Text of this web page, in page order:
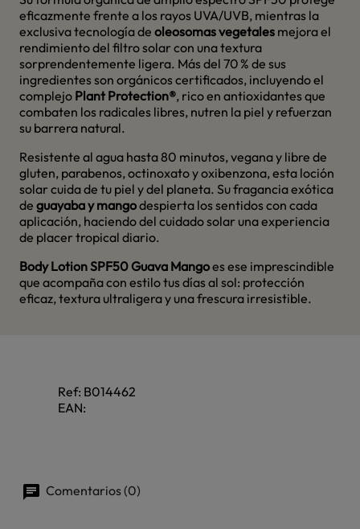
eficazmente frente a los rayos UVA/UVB, mientras la
exclusiva tecnología de oleosomas vegetales mejora el
rendimiento del filtro solar con una textura
sorprendentemente ligera. Más del 70 % de sus
ingredientes son orgánicos certificados, incluyendo el
complejo Plant Protection®, rico en antioxidantes que
combaten los radicales libres, nutren la piel y refuerzan
su barrera natural.
Resistente al agua hasta 80 minutos, vegana y libre de
gluten, parabenos, octinoxato y oxibenzona, esta loción
solar cuida de tu piel y del planeta. Su fragancia exótica
de guayaba y mangodespierta los sentidos con cada
aplicación, haciendo del cuidado solar una experiencia
de placer tropical diario.
Body Lotion SPF50 Guava Mangoes ese imprescindible
que acompaña con estilo tus días al sol: protección
eficaz, textura ultraligera y una frescura irresistible.
Ref: B014462
EAN:
Comentarios (0)